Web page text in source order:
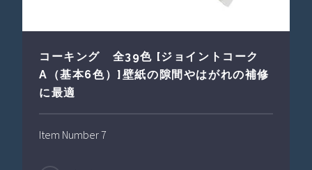
コーキング 全39色 [ジョイントコーク
A（基本6色）]壁紙の隙間やはがれの補修
に最適
Item Number 7